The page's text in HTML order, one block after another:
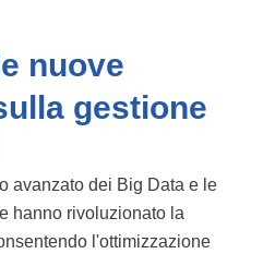
nuove
gestione
avanzato dei Big Data e le
hanno rivoluzionato la
l'ottimizzazione